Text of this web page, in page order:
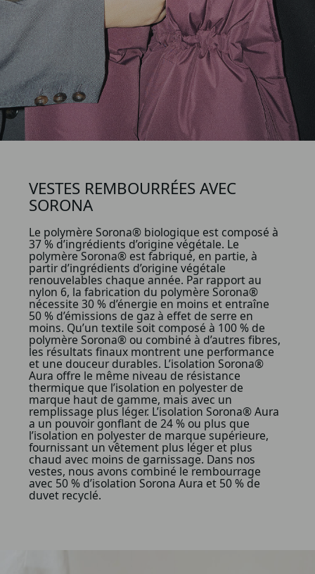
VESTES REMBOURRÉES AVEC
SORONA
Le polymère Sorona® biologique est composé à
37 % d’ingrédients d’origine végétale. Le
polymère Sorona® est fabriqué, en partie, à
partir d’ingrédients d’origine végétale
renouvelables chaque année. Par rapport au
nylon 6, la fabrication du polymère Sorona®
nécessite 30 % d’énergie en moins et entraîne
50 % d’émissions de gaz à effet de serre en
moins. Qu’un textile soit composé à 100 % de
polymère Sorona® ou combiné à d’autres fibres,
les résultats finaux montrent une performance
et une douceur durables. L’isolation Sorona®
Aura offre le même niveau de résistance
thermique que l’isolation en polyester de
marque haut de gamme, mais avec un
remplissage plus léger. L’isolation Sorona® Aura
a un pouvoir gonflant de 24 % ou plus que
l’isolation en polyester de marque supérieure,
fournissant un vêtement plus léger et plus
chaud avec moins de garnissage. Dans nos
vestes, nous avons combiné le rembourrage
avec 50 % d’isolation Sorona Aura et 50 % de
duvet recyclé.